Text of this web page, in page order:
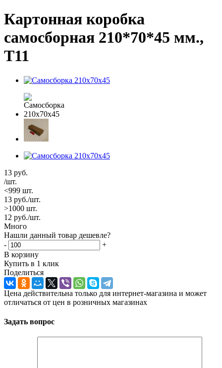
Картонная коробка
самосборная 210*70*45 мм.,
Т11
13 руб.
/шт.
<999 шт.
13 руб./шт.
>1000 шт.
12 руб./шт.
Много
Нашли данный товар дешевле?
-
+
В корзину
Купить в 1 клик
Поделиться
Цена действительна только для интернет-магазина и может
отличаться от цен в розничных магазинах
Задать вопрос